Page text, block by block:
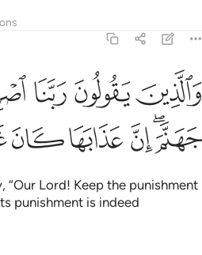
والذين يقولون ربنا اصرف عنا عذاب جهنم
وَٱلَّذِينَ يَقُولُونَ رَبَّنَا ٱصْرِفْ عَنَّا عَذَابَ جَهَنَّمَ
ﲵﲶﲷ
ﲻﲼﲽﲾﲿ
“Our Lord! Keep the punishment
punishment is indeed